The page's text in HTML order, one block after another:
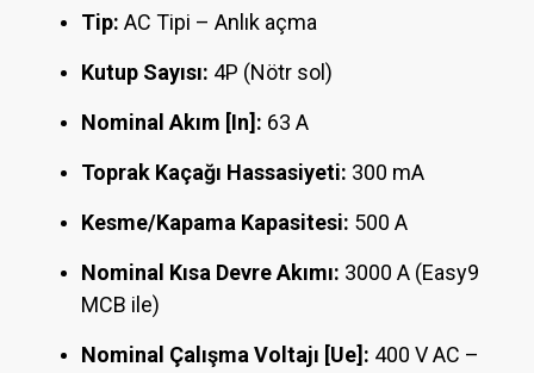
Tip: AC Tipi – Anlık açma
Kutup Sayısı: 4P (Nötr sol)
Nominal Akım [In]: 63 A
Toprak Kaçağı Hassasiyeti: 300 mA
Kesme/Kapama Kapasitesi: 500 A
Nominal Kısa Devre Akımı: 3000 A (Easy9
MCB ile)
Nominal Çalışma Voltajı [Ue]: 400 V AC –